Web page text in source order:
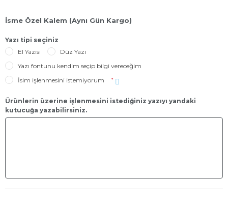
İsme Özel Kalem (Aynı Gün Kargo)
Yazı tipi seçiniz
El Yazısı
Düz Yazı
Yazı fontunu kendim seçip bilgi vereceğim
İsim işlenmesini istemiyorum
*
Ürünlerin üzerine işlenmesini istediğiniz yazıyı yandaki
kutucuğa yazabilirsiniz.